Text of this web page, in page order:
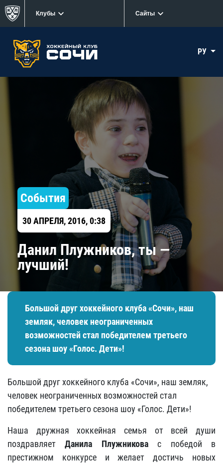
Клубы Сайты
РУ
События
30 АПРЕЛЯ, 2016, 0:38
Данил Плужников, ты —
лучший!
Большой друг хоккейного клуба «Сочи», наш
земляк, человек неограниченных
возможностей стал победителем третьего
сезона шоу «Голос. Дети»!
Большой друг хоккейного клуба «Сочи», наш земляк,
человек неограниченных возможностей стал
победителем третьего сезона шоу «Голос. Дети»!
Наша дружная хоккейная семья от всей души
поздравляетДанила Плужниковас победой в
престижном конкурсе и желает достичь новых